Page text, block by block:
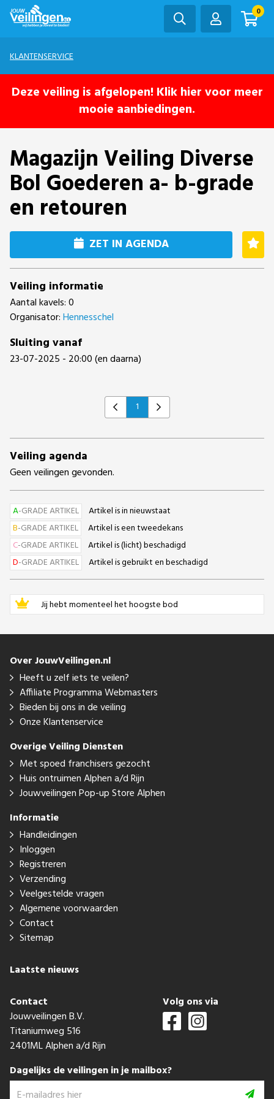
0
KLANTENSERVICE
Deze veiling is afgelopen! Klik hier voor meer
mooie aanbiedingen.
Magazijn Veiling Diverse
Bol Goederen a- b-grade
en retouren
ZET IN AGENDA
Veiling informatie
Aantal kavels: 0
Organisator:Hennesschel
Sluiting vanaf
23-07-2025 - 20:00 (en daarna)
Previous
1 Next
Veiling agenda
Geen veilingen gevonden.
A-GRADE ARTIKEL
Artikel is in nieuwstaat
B-GRADE ARTIKEL
Artikel is een tweedekans
C-GRADE ARTIKEL
Artikel is (licht) beschadigd
D-GRADE ARTIKEL Artikel is gebruikt en beschadigd
Jij hebt momenteel het hoogste bod
Over JouwVeilingen.nl
Heeft u zelf iets te veilen?
Affiliate Programma Webmasters
Bieden bij ons in de veiling
Onze Klantenservice
Overige Veiling Diensten
Met spoed franchisers gezocht
Huis ontruimen Alphen a/d Rijn
Jouwveilingen Pop-up Store Alphen
Informatie
Handleidingen
Inloggen
Registreren
Verzending
Veelgestelde vragen
Algemene voorwaarden
Contact
Sitemap
Laatste nieuws
Contact
Jouwveilingen B.V.
Titaniumweg 516
2401ML Alphen a/d Rijn
Volg ons via
Dagelijks de veilingen in je mailbox?